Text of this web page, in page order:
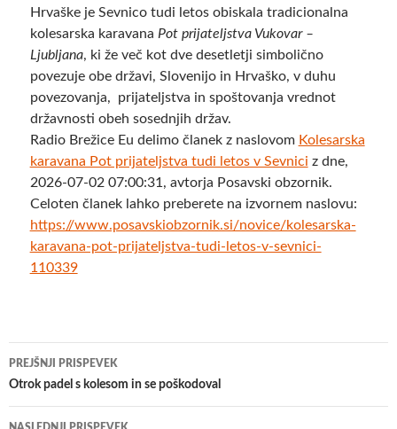
Hrvaške je Sevnico tudi letos obiskala tradicionalna
kolesarska karavana Pot prijateljstva Vukovar –
Ljubljana, ki že več kot dve desetletji simbolično
povezuje obe državi, Slovenijo in Hrvaško, v duhu
povezovanja, prijateljstva in spoštovanja vrednot
državnosti obeh sosednjih držav.
Radio Brežice Eu delimo članek z naslovom Kolesarska
karavana Pot prijateljstva tudi letos v Sevnici z dne,
2026-07-02 07:00:31, avtorja Posavski obzornik.
Celoten članek lahko preberete na izvornem naslovu:
https://www.posavskiobzornik.si/novice/kolesarska-
karavana-pot-prijateljstva-tudi-letos-v-sevnici-
110339
Krmarjenje
po
prispevkih
PREJŠNJI PRISPEVEK
Otrok padel s kolesom in se poškodoval